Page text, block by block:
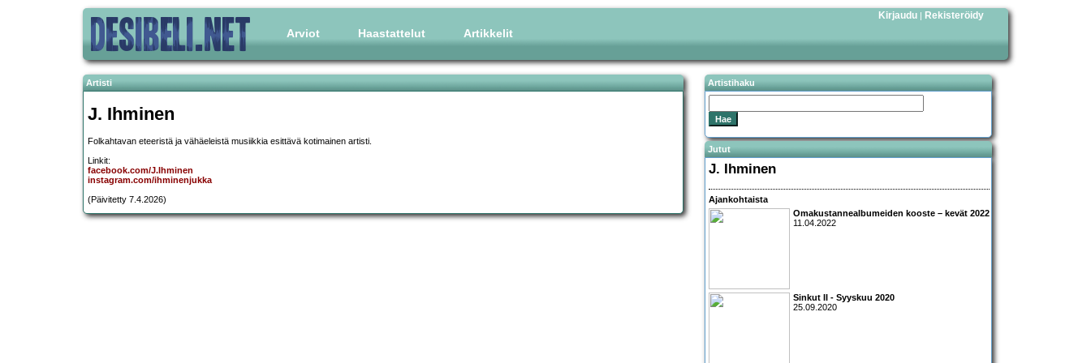
Arviot Haastattelut Artikkelit
Kirjaudu | Rekisteröidy
Artisti
J. Ihminen
Folkahtavan eteeristä ja vähäeleistä musiikkia esittävä kotimainen artisti.
Linkit:
facebook.com/J.Ihminen
instagram.com/ihminenjukka
(Päivitetty 7.4.2026)
Artistihaku
Jutut
J. Ihminen
Ajankohtaista
Omakustannealbumeiden kooste – kevät 2022
11.04.2022
Sinkut II - Syyskuu 2020
25.09.2020